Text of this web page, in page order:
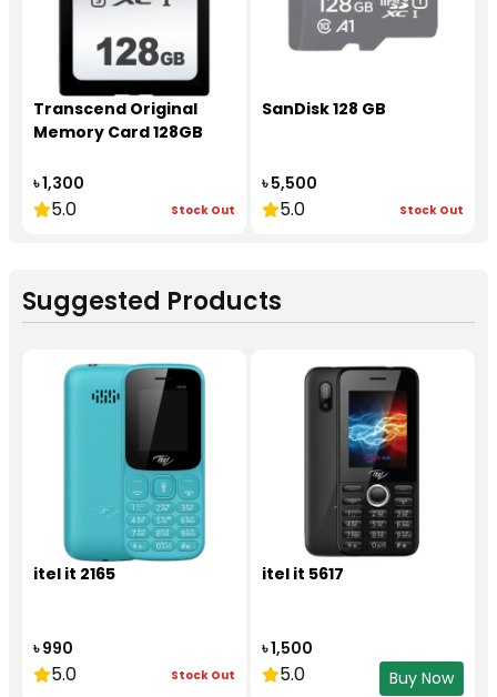
Transcend Original
Memory Card 128GB
৳ 1,300
5.0 Stock Out
SanDisk 128 GB
৳ 5,500
5.0 Stock Out
Suggested Products
itel it 2165
৳ 990
5.0 Stock Out
itel it 5617
৳ 1,500
5.0 Buy Now